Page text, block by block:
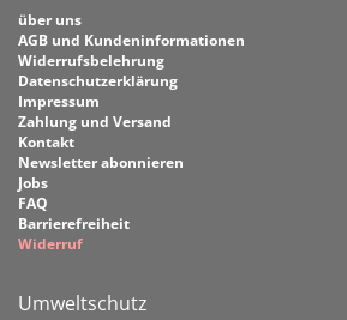
über uns
AGB und Kundeninformationen
Widerrufsbelehrung
Datenschutzerklärung
Impressum
Zahlung und Versand
Kontakt
Newsletter abonnieren
Jobs
FAQ
Barrierefreiheit
Widerruf
Umweltschutz